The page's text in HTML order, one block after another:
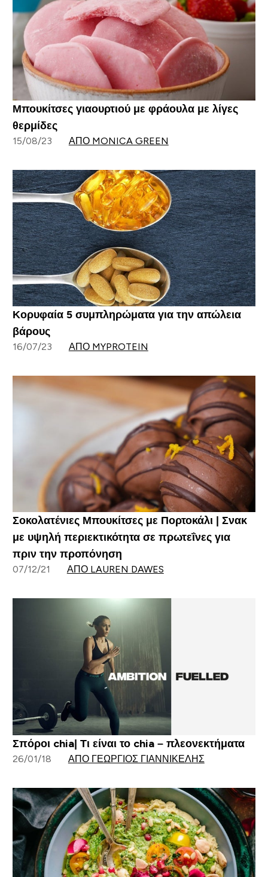
Μπουκίτσες γιαουρτιού με φράουλα με λίγες
θερμίδες
15/08/23 ΑΠΌ MONICA GREEN
Κορυφαία 5 συμπληρώματα για την απώλεια
βάρους
16/07/23 ΑΠΌ MYPROTEIN
Σοκολατένιες Μπουκίτσες με Πορτοκάλι | Σνακ
με υψηλή περιεκτικότητα σε πρωτεΐνες για
πριν την προπόνηση
07/12/21 ΑΠΌ LAUREN DAWES
Σπόροι chia| Τι είναι το chia – πλεονεκτήματα
26/01/18 ΑΠΌ ΓΕΏΡΓΙΟΣ ΓΙΑΝΝΙΚΈΛΗΣ